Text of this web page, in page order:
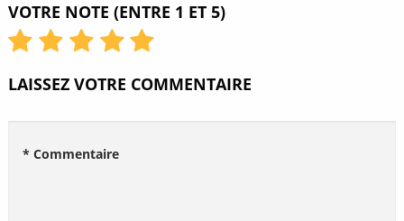
VOTRE NOTE (ENTRE 1 ET 5)
LAISSEZ VOTRE COMMENTAIRE
* Commentaire